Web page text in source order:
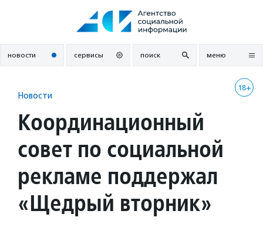
новости сервисы поиск меню
18+
Новости
Координационный
совет по социальной
рекламе поддержал
«Щедрый вторник»